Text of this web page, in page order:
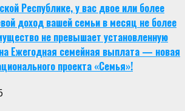
Республике, у вас двое или более
доход вашей семьи в месяц не более
не превышает установленную
Ежегодная семейная выплата — новая
проекта «Семья»!